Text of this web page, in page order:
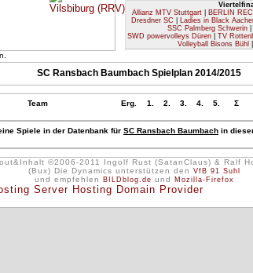
Allianz MTV Stuttgart| BERLIN
Dresdner SC
Ladies in Black
SSC Palmberg Schwerin
SWD powervolleys Düren| TV
Volleyball Bisons Bühl
Allianz MTV Stuttgart|Allianz MTV
Bergische Volleys|CV
Energiequelle Netzhoppers
Ladies in Black Aachen|
Rote Raben Vilsbiburg|SC Potsdam
SVG Lüneburg| SWD
Stralsunder Wildcats
|TGM Mainz-
VfB Friedrichshafen|VfB Suhl
Volleyball-Team
Allianz MTV Stuttgart|
VfB
ASV Dachau| Bergische Volleys
Köpenicker SC II|L.E. Volleys
Stralsunder Wildcats|
SC Ransbach Baumbach Spielplan 2014/2015
Team Erg. 1. 2. 3. 4. 5. Σ
Spiele in der Datenbank für SC Ransbach Baumbach in
©2006-2011 Ingolf Rust (SatanClaus) & Ralf
(Bux) Die Dynamics unterstützen den VfB 91 Suhl
und empfehlen BILDblog.de und Mozilla-Firefox